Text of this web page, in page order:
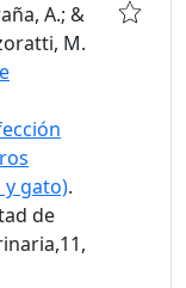
A.; &
M.
gato).
de